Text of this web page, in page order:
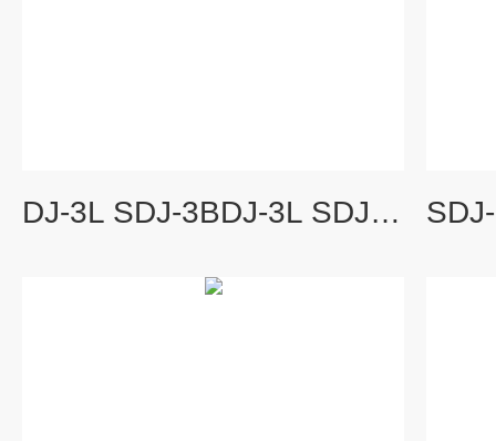
DJ-3L SDJ-3BDJ-3L SDJ-3B智能双通道振动监视监控保护仪